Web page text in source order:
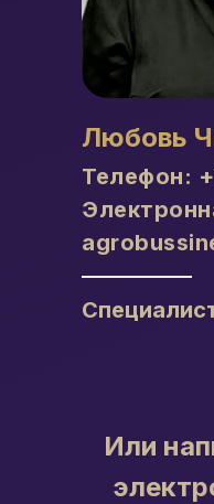
Любовь
Телефон:
Или